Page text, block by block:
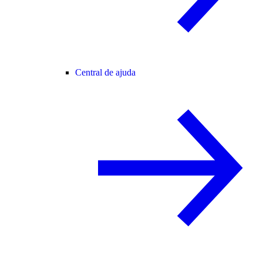
Central de ajuda